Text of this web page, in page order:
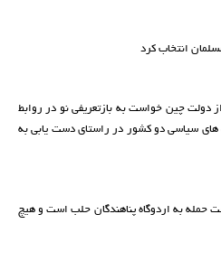
انتخاب کرد
چین خواست به بازتعریفی نو در روابط
سیاسی دو کشور در راستای دست یابی به
حمله به اردوگاه پناهندگان حلب است و هیچ